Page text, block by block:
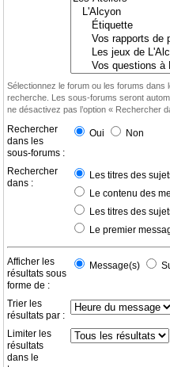
Sélectionnez le forum ou les forums
recherche. Les sous-forums seront
ne désactivez pas l’option « Rechercher
Rechercher
dans les
sous-forums :
Oui Non
Rechercher
dans :
Les titres des
Le contenu des
Les titres des
Le premier
Afficher les
résultats sous
forme de :
Message(s)
Trier les
résultats par :
Limiter les
résultats
dans le